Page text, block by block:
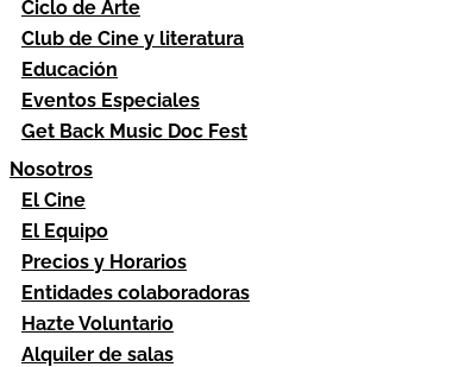
Ciclo de Arte
Club de Cine y literatura
Educación
Eventos Especiales
Get Back Music Doc Fest
Nosotros
El Cine
El Equipo
Precios y Horarios
Entidades colaboradoras
Hazte Voluntario
Alquiler de salas